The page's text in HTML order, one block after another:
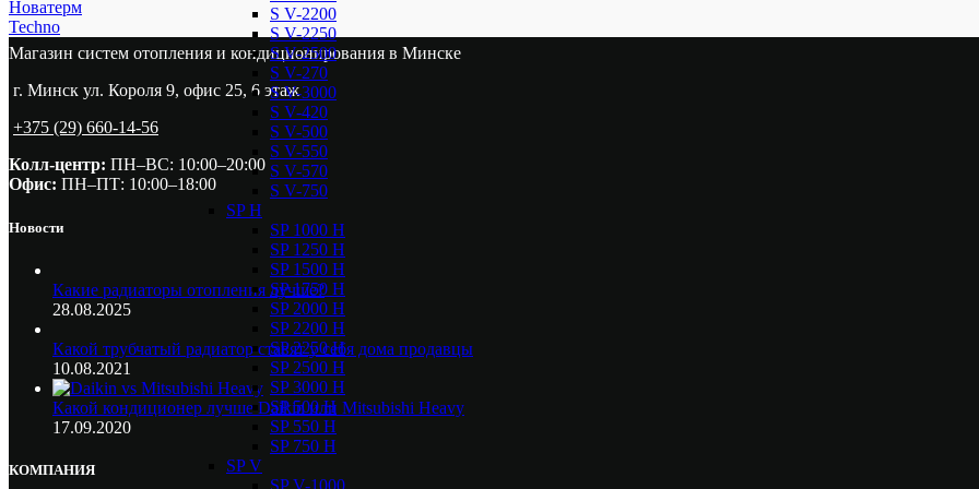
S V-2200
S V-2250
S V-2500
S V-270
S V-3000
S V-420
S V-500
S V-550
S V-570
S V-750
SP H
SP 1000 H
SP 1250 H
SP 1500 H
SP 1750 H
SP 2000 H
SP 2200 H
SP 2250 H
SP 2500 H
SP 3000 H
SP 500 H
SP 550 H
SP 750 H
SP V
SP V-1000
Новатерм
Techno
Магазин систем отопления и кондиционирования в Минске
г. Минск ул. Короля 9, офис 25, 6 этаж
+375 (29) 660-14-56
Колл-центр: ПН–ВС: 10:00–20:00​
Офис: ПН–ПТ: 10:00–18:00
Новости
Какие радиаторы отопления лучше?
28.08.2025
Какой трубчатый радиатор ставят у себя дома продавцы
10.08.2021
Какой кондиционер лучше Daikin или Mitsubishi Heavy
17.09.2020
КОМПАНИЯ